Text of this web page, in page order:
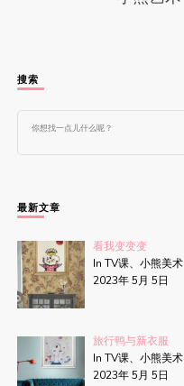
搜索
么
吗?
最新文章
看我变变变
In TV课、小熊美术
2023年 5月 5日
旅行鸭与新衣服
In TV课、小熊美术
2023年 5月 5日